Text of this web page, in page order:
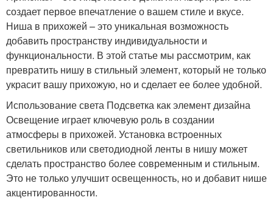
создает первое впечатление о вашем стиле и вкусе.
Ниша в прихожей – это уникальная возможность
добавить пространству индивидуальности и
функциональности. В этой статье мы рассмотрим, как
превратить нишу в стильный элемент, который не только
украсит вашу прихожую, но и сделает ее более удобной.
Использование света Подсветка как элемент дизайна
Освещение играет ключевую роль в создании
атмосферы в прихожей. Установка встроенных
светильников или светодиодной ленты в нишу может
сделать пространство более современным и стильным.
Это не только улучшит освещенность, но и добавит нише
акцентированности.